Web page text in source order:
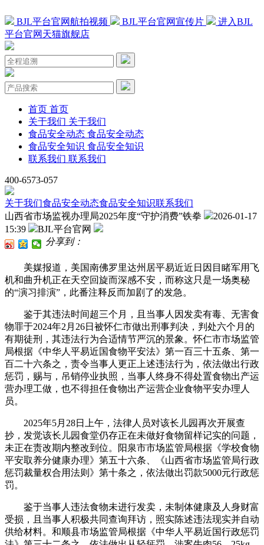
BJL平台官网航拍视频 BJL平台官网宣传片
进入BJL
平台官网天猫旗舰店
首页 首页
关于我们 关于我们
食品安全动态 食品安全动态
食品安全知识 食品安全知识
联系我们 联系我们
400-6573-057
关于我们食品安全动态食品安全知识联系我们
山西省市场监视办理局2025年度“守护消费”铁拳
2026-01-17
15:39
BJL平台官网
分享到：
美媒报道，美国南佛罗里达州居平易近近日因目睹军用飞
机和曲升机正在天空回旋而深感不安，而称这只是一场奥秘
的“演习排演”，此番注释反而加剧了的发急。
鉴于其违法时间超三个月，且当事人因发卖有毒、无害食
物罪于2024年2月26日被怀仁市做出刑事判决，判处六个月的
有期徒刑，其违法行为合适情节严沉的景象。怀仁市市场监管
局根据《中华人平易近国食物平安法》第一百三十五条、第一
百二十六条之，责令当事人更正上述违法行为，依法做出行政
惩罚，赐与，吊销停业执照，当事人终身不得处置食物出产运
营办理工做，也不得担任食物出产运营企业食物平安办理人
员。
2025年5月28日上午，法律人员对该长儿园再次开展查
抄，发觉该长儿园食堂仍存正在未做好食物留样记实的问题，
未正在责改期内整改到位。阳泉市市场监管局根据《学校食物
平安取养分健康办理》第五十六条、《山西省市场监管局行政
惩罚裁量权合用法则》第十条之，依法做出罚款5000元行政惩
罚。
鉴于当事人违法食物未进行发卖，未制体健康及人身财富
受损，且当事人积极共同查询拜访，照实陈述违法现实并自动
供给材料。和顺县市场监管局根据《中华人平易近国行政惩罚